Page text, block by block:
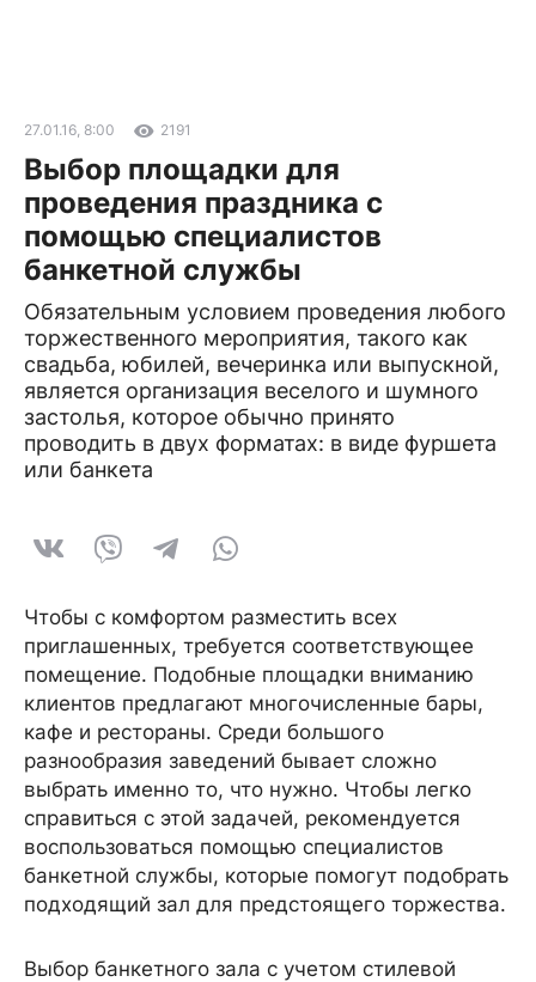
27.01.16, 8:00 2191
Выбор площадки для
проведения праздника с
помощью специалистов
банкетной службы
Обязательным условием проведения любого
торжественного мероприятия, такого как
свадьба, юбилей, вечеринка или выпускной,
является организация веселого и шумного
застолья, которое обычно принято
проводить в двух форматах: в виде фуршета
или банкета
Чтобы с комфортом разместить всех
приглашенных, требуется соответствующее
помещение. Подобные площадки вниманию
клиентов предлагают многочисленные бары,
кафе и рестораны. Среди большого
разнообразия заведений бывает сложно
выбрать именно то, что нужно. Чтобы легко
справиться с этой задачей, рекомендуется
воспользоваться помощью специалистов
банкетной службы, которые помогут подобрать
подходящий зал для предстоящего торжества.
Выбор банкетного зала с учетом стилевой